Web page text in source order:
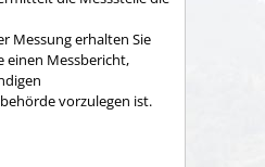
Messung erhalten Sie
einen Messbericht,
vorzulegen ist.